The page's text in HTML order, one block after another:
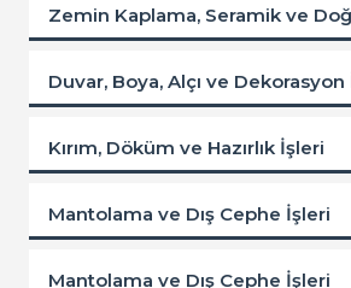
Zemin Kaplama, Seramik ve
Duvar, Boya, Alçı ve Dekorasyon
Kırım, Döküm ve Hazırlık İşleri
Mantolama ve Dış Cephe İşleri
Mantolama ve Dış Cephe İşleri